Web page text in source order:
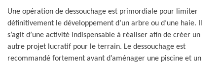
Une opération de dessouchage est primordiale pour limiter
définitivement le développement d’un arbre ou d’une haie. Il
s’agit d’une activité indispensable à réaliser afin de créer un
autre projet lucratif pour le terrain. Le dessouchage est
recommandé fortement avant d’aménager une piscine et un